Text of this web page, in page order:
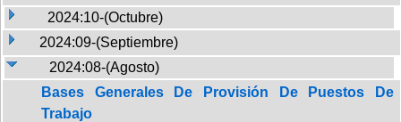
2024:10-(Octubre)
2024:09-(Septiembre)
2024:08-(Agosto)
Bases Generales De Provisión De Puestos De
Trabajo